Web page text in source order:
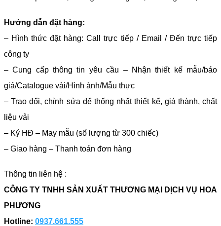
Hướng dẫn đặt hàng:
– Hình thức đặt hàng: Call trực tiếp / Email / Đến trực tiếp
công ty
– Cung cấp thông tin yêu cầu – Nhận thiết kế mẫu/báo
giá/Catalogue vải/Hình ảnh/Mẫu thực
– Trao đổi, chỉnh sửa để thống nhất thiết kế, giá thành, chất
liệu vải
– Ký HĐ – May mẫu (số lượng từ 300 chiếc)
– Giao hàng – Thanh toán đơn hàng
Thông tin liên hệ :
CÔNG TY TNHH SẢN XUẤT THƯƠNG MẠI DỊCH VỤ HOA
PHƯƠNG
Hotline: 0937.661.555